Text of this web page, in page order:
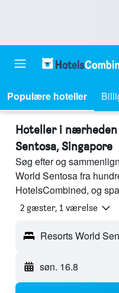
Populære hoteller
Hoteller i nærheden
Sentosa, Singapore
Søg efter og
World Sentosa fra
HotelsCombined, og
2 gæster, 1 værelse
Resorts World
søn. 16.8